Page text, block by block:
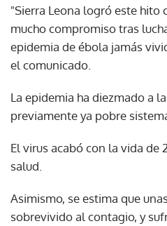
"Sierra Leona logró este hito
mucho compromiso tras
epidemia de ébola jamás
el comunicado.
La epidemia ha diezmado a
previamente ya pobre
El virus acabó con la vida de
salud.
Asimismo, se estima que
sobrevivido al contagio, y